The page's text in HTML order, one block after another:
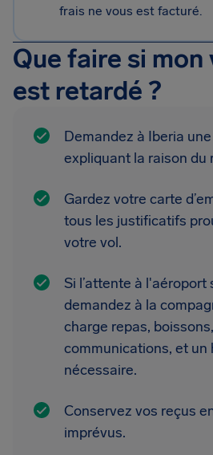
frais ne vous est facturé.
Que faire si mon
est retardé ?
Demandez à Iberia
expliquant la raison du
Gardez votre carte
tous les justificatifs
votre vol.
Si l’attente à l'aéroport
demandez à la
charge repas,
communications, et un
nécessaire.
Conservez vos reçus
imprévus.